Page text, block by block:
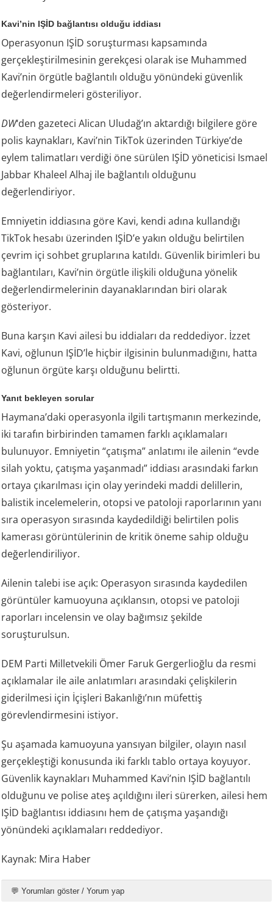
Kavi’nin IŞİD bağlantısı olduğu iddiası
Operasyonun IŞİD soruşturması kapsamında
gerçekleştirilmesinin gerekçesi olarak ise Muhammed
Kavi’nin örgütle bağlantılı olduğu yönündeki güvenlik
değerlendirmeleri gösteriliyor.
DW‘den gazeteci Alican Uludağ’ın aktardığı bilgilere göre
polis kaynakları, Kavi’nin TikTok üzerinden Türkiye’de
eylem talimatları verdiği öne sürülen IŞİD yöneticisi Ismael
Jabbar Khaleel Alhaj ile bağlantılı olduğunu
değerlendiriyor.
Emniyetin iddiasına göre Kavi, kendi adına kullandığı
TikTok hesabı üzerinden IŞİD’e yakın olduğu belirtilen
çevrim içi sohbet gruplarına katıldı. Güvenlik birimleri bu
bağlantıları, Kavi’nin örgütle ilişkili olduğuna yönelik
değerlendirmelerinin dayanaklarından biri olarak
gösteriyor.
Buna karşın Kavi ailesi bu iddiaları da reddediyor. İzzet
Kavi, oğlunun IŞİD’le hiçbir ilgisinin bulunmadığını, hatta
oğlunun örgüte karşı olduğunu belirtti.
Yanıt bekleyen sorular
Haymana’daki operasyonla ilgili tartışmanın merkezinde,
iki tarafın birbirinden tamamen farklı açıklamaları
bulunuyor. Emniyetin “çatışma” anlatımı ile ailenin “evde
silah yoktu, çatışma yaşanmadı” iddiası arasındaki farkın
ortaya çıkarılması için olay yerindeki maddi delillerin,
balistik incelemelerin, otopsi ve patoloji raporlarının yanı
sıra operasyon sırasında kaydedildiği belirtilen polis
kamerası görüntülerinin de kritik öneme sahip olduğu
değerlendiriliyor.
Ailenin talebi ise açık: Operasyon sırasında kaydedilen
görüntüler kamuoyuna açıklansın, otopsi ve patoloji
raporları incelensin ve olay bağımsız şekilde
soruşturulsun.
DEM Parti Milletvekili Ömer Faruk Gergerlioğlu da resmi
açıklamalar ile aile anlatımları arasındaki çelişkilerin
giderilmesi için İçişleri Bakanlığı’nın müfettiş
görevlendirmesini istiyor.
Şu aşamada kamuoyuna yansıyan bilgiler, olayın nasıl
gerçekleştiği konusunda iki farklı tablo ortaya koyuyor.
Güvenlik kaynakları Muhammed Kavi’nin IŞİD bağlantılı
olduğunu ve polise ateş açıldığını ileri sürerken, ailesi hem
IŞİD bağlantısı iddiasını hem de çatışma yaşandığı
yönündeki açıklamaları reddediyor.
Kaynak: Mira Haber
💬 Yorumları göster / Yorum yap